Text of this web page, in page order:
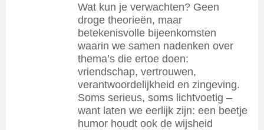
Wat kun je verwachten? Geen
droge theorieën, maar
betekenisvolle bijeenkomsten
waarin we samen nadenken over
thema’s die ertoe doen:
vriendschap, vertrouwen,
verantwoordelijkheid en zingeving.
Soms serieus, soms lichtvoetig –
want laten we eerlijk zijn: een beetje
humor houdt ook de wijsheid